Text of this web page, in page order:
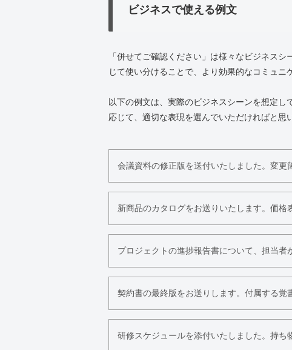
ビジネスで使える例文
「併せてご確認ください」は様々なビジネス
じて使い分けることで、より効果的なコミュニ
以下の例文は、実際のビジネスシーンを想定
応じて、適切な表現を選んでいただければと思
会議資料の修正版を送付いたしました。変更
新商品のカタログをお送りいたします。価格
プロジェクトの進捗報告書について、担当者
契約書の最終版をお送りします。付属する覚
研修スケジュールを添付いたしました。持ち